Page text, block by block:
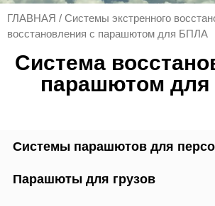
ГЛАВНАЯ / Системы экстренного
восстановления с парашютом для БПЛА
Система
парашютом
Системы парашютов для
Парашюты для грузов